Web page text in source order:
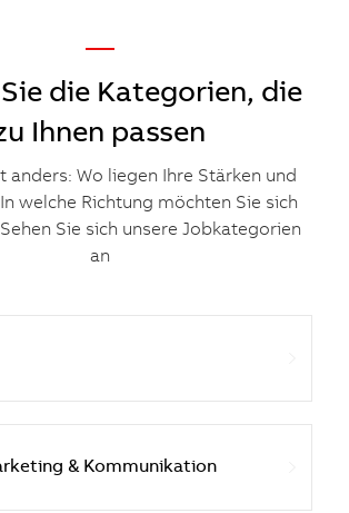
—
die Kategorien, die
Ihnen passen
anders: Wo liegen Ihre Stärken und
In welche Richtung möchten Sie sich
Sie sich unsere Jobkategorien
an
& Kommunikation